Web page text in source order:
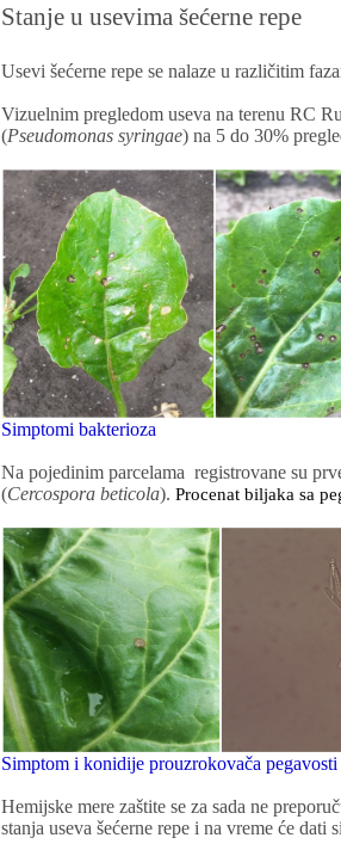
Stanje u usevima šećerne repe
Usevi šećerne repe se nalaze u različitim
Vizuelnim pregledom useva na terenu RC
(Pseudomonas syringae) na 5 do 30%
Simptomi bakterioza
Na pojedinim parcelama registrovane su
(Cercospora beticola). Procenat biljaka sa
Simptom i konidije prouzrokovača pegavosti
Hemijske mere zaštite se za sada ne
stanja useva šećerne repe i na vreme će dati